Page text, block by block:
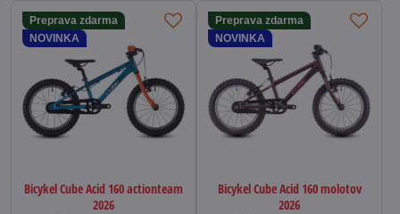
Preprava zdarma
NOVINKA
Bicykel Cube Acid 160 actionteam
2026
Preprava zdarma
NOVINKA
Bicykel Cube Acid 160 molotov
2026